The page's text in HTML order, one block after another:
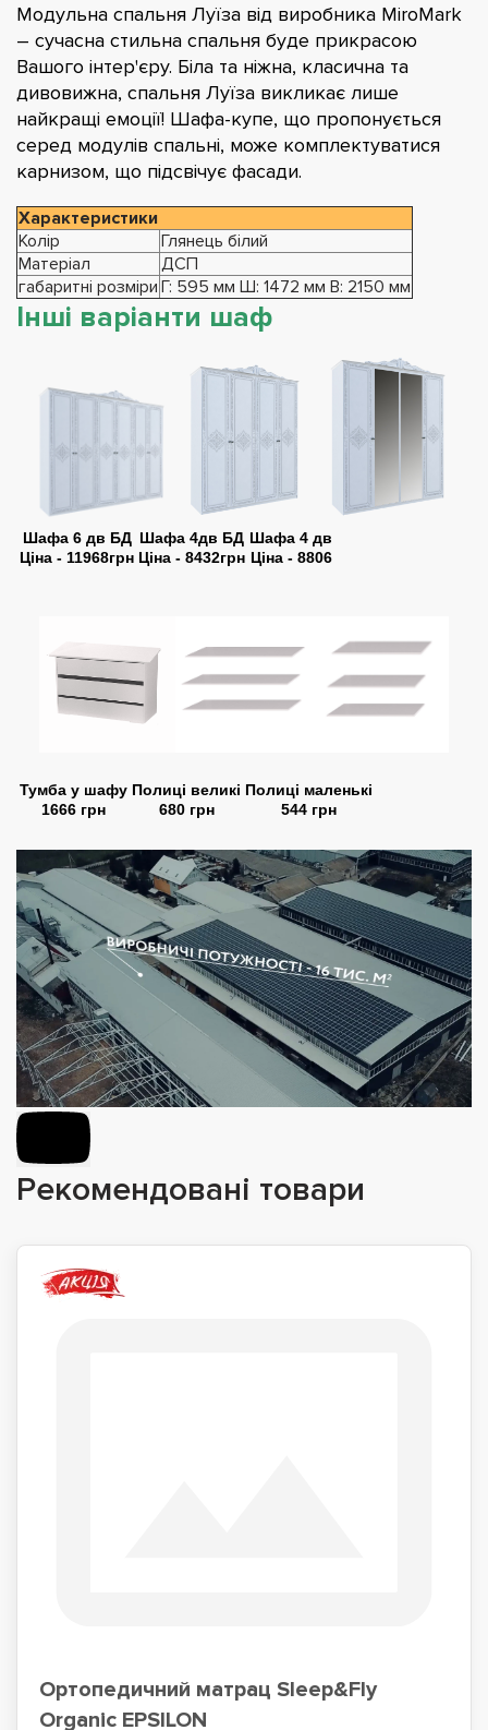
Модульна спальня Луїза від виробника MiroMark
– сучасна стильна спальня буде прикрасою
Вашого інтер'єру. Біла та ніжна, класична та
дивовижна, спальня Луїза викликає лише
найкращі емоції! Шафа-купе, що пропонується
серед модулів спальні, може комплектуватися
карнизом, що підсвічує фасади.
Характеристики
Колір
Глянець білий
Матеріал
ДСП
габаритні розміри Г: 595 мм Ш: 1472 мм В: 2150 мм
Інші варіанти шаф
Шафа 6 дв БД
Ціна - 11968грн
Шафа 4дв БД
Ціна - 8432грн
Шафа 4 дв
Ціна - 8806
Тумба у шафу
1666 грн
Полиці великі
680 грн
Полиці маленькі
544 грн
Рекомендовані товари
Ортопедичний матрац Sleep&Fly
Organic EPSILON